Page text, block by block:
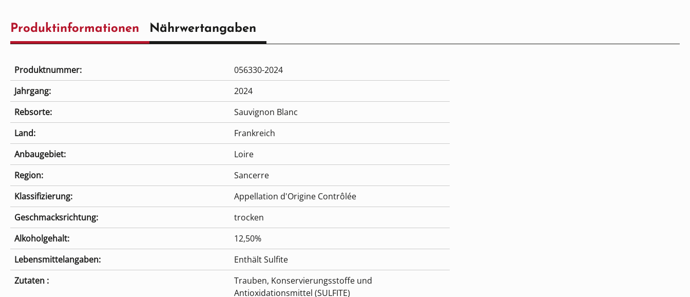
Produktinformationen Nährwertangaben
Produktnummer: 056330-2024
Lebensmittelangaben: Enthält Sulfite
Land:
Frankreich
Anbaugebiet:
Loire
Region:
Sancerre
Rebsorte: Sauvignon Blanc
Jahrgang: 2024
Geschmacksrichtung:
trocken
Alkoholgehalt:
12,50%
Klassifizierung: Appellation d'Origine Contrôlée
Zutaten :
Trauben, Konservierungsstoffe und
Antioxidationsmittel (SULFITE)